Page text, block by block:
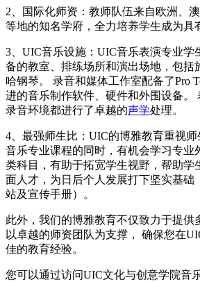
2、国际化师资：教师队伍来自欧洲、
等地的知名学府，全力培养学生成为具
3、UIC音乐设施：UIC音乐表演专业学
备的教室、排练场所和演出场地，包括
哈钢琴。 录音和媒体工作室配备了Pro
进的音乐制作软件、硬件和外围设备。
录音环境都进行了卓越的声学处理。
4、最强师生比：UIC的博雅教育重视
音乐专业课程的同时，有机会学习专业
类科目，有助于拓宽学生视野，帮助学
面人才，为日后个人发展打下坚实基础
站及宣传手册）。
此外，我们的博雅教育不仅致力于提供
以卓越的师资团队为支撑， 确保您在
佳的教育经验。
您可以通过访问UIC文化与创意学院音